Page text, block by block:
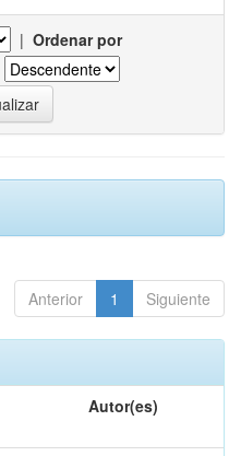
| Ordenar por
Anterior 1 Siguiente
Autor(es)